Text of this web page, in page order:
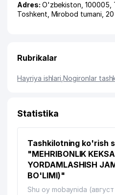
Adres: O'zbekiston, 100005,
Toshkent Mirobod tumani , 20
Rubrikalar
Hayriya ishlari ,Nogironlar
Statistika
Tashkilotning ko'rish
"MEHRIBONLIK
YORDAMLASHISH
BO'LIMI)"
Shu oy mobaynida (август